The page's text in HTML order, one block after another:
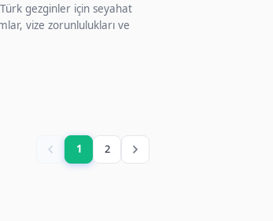
gezginler için seyahat
vize zorunlulukları ve
1 2